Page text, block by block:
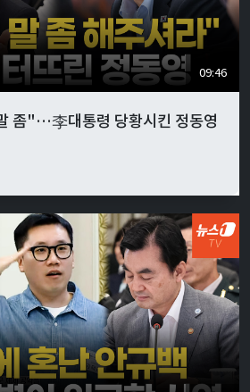
09:46
좀"…李대통령 당황시킨 정동영